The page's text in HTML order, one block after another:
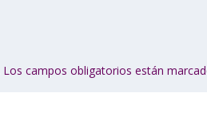
Los campos obligatorios están